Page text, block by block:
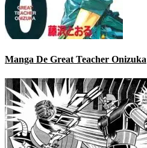
Manga De Great Teacher Onizuka